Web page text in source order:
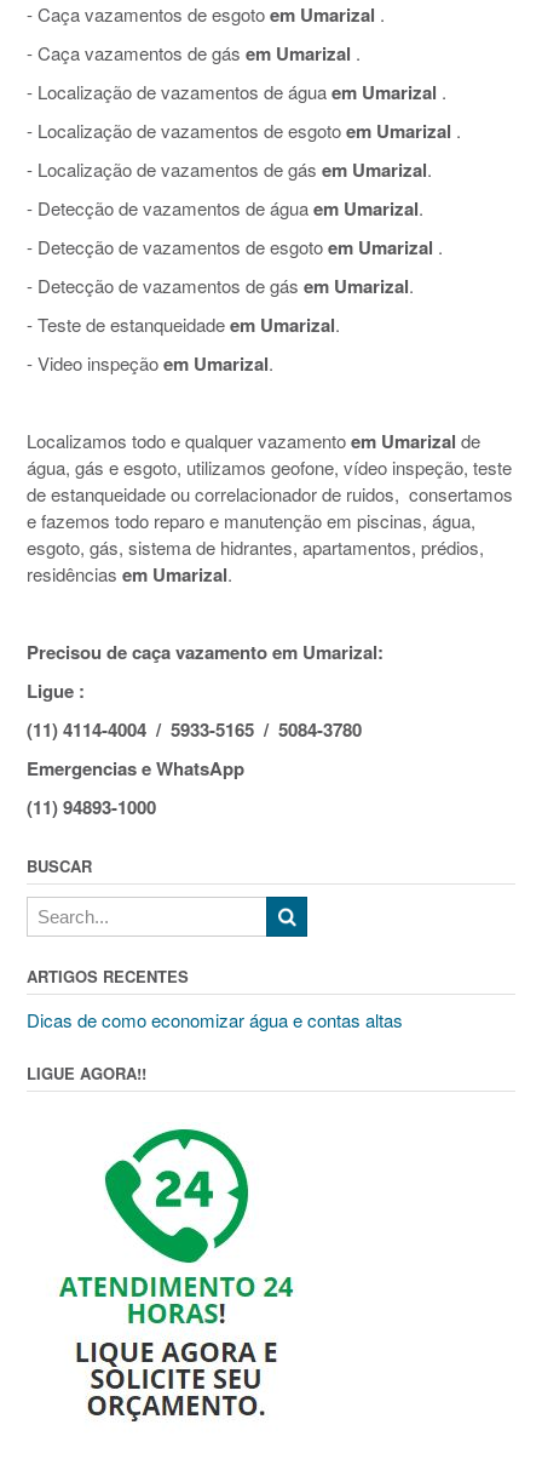
- Caça vazamentos de esgotoem Umarizal .
- Caça vazamentos de gás em Umarizal .
- Localização de vazamentos de águaem Umarizal .
- Localização de vazamentos de esgotoem Umarizal .
- Localização de vazamentos de gás em Umarizal.
- Detecção de vazamentos de águaem Umarizal.
- Detecção de vazamentos de esgotoem Umarizal .
- Detecção de vazamentos de gás em Umarizal.
- Teste de estanqueidadeem Umarizal.
- Video inspeçãoem Umarizal.
Localizamos todo e qualquer vazamentoem Umarizal de
água, gás e esgoto, utilizamos geofone, vídeo inspeção, teste
de estanqueidade ou correlacionador de ruidos, consertamos
e fazemos todo reparo e manutenção em piscinas, água,
esgoto, gás, sistema de hidrantes, apartamentos, prédios,
residências em Umarizal.
Precisou de caça vazamento em Umarizal:
Ligue :
(11) 4114-4004 / 5933-5165 / 5084-3780
Emergencias e WhatsApp
(11) 94893-1000
BUSCAR
ARTIGOS RECENTES
Dicas de como economizar água e contas altas
LIGUE AGORA!!